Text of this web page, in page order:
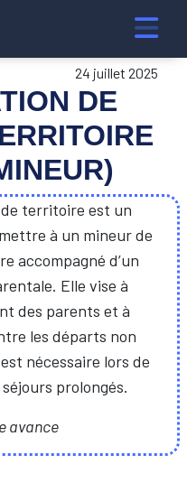
24 juillet 2025
DE
territoire est un
à un mineur de
accompagné d’un
Elle vise à
des parents et à
les départs non
nécessaire lors de
prolongés.
avance